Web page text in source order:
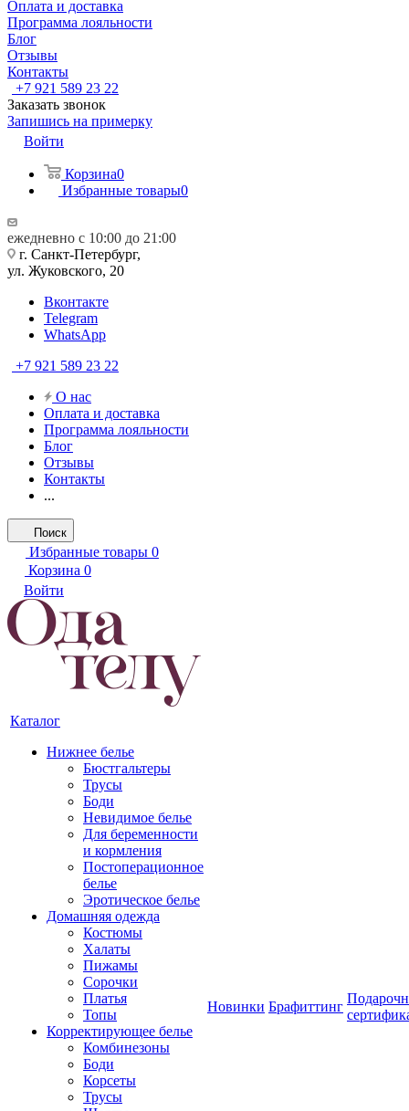
Оплата и доставка
Программа лояльности
Блог
Отзывы
Контакты
+7 921 589 23 22
Заказать звонок
Запишись на примерку
Войти
Корзина0
Избранные товары0
ежедневно с 10:00 до 21:00
г. Санкт-Петербург,
ул. Жуковского, 20
Вконтакте
Telegram
WhatsApp
+7 921 589 23 22
О нас
Оплата и доставка
Программа лояльности
Блог
Отзывы
Контакты
...
Поиск
Избранные товары 0
Корзина 0
Войти
Каталог
Нижнее белье
Бюстгальтеры
Трусы
Боди
Невидимое белье
Для беременности
и кормления
Постоперационное
белье
Эротическое белье
Домашняя одежда
Костюмы
Халаты
Пижамы
Сорочки
Платья
Топы
Корректирующее белье
Комбинезоны
Боди
Корсеты
Трусы
Новинки Брафиттинг